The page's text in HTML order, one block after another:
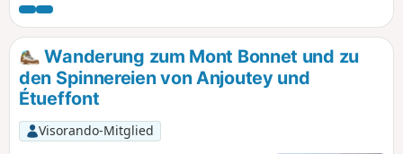
Belfort-Lücke eine bezaubernde Landschaft offenbart.
Entdecken Sie die Vielfalt der Landschaften mit weiten
Wiesen und friedlichen Teichen, ohne die herrliche Aussicht
auf die Landschaft und die Südvogesen zu vergessen. Eine
bereichernde Erfahrung, um das lokale Naturerbe in vollen
Zügen zu genießen.
Wanderung zum Mont Bonnet und zu
den Spinnereien von Anjoutey und
Étueffont
Visorando-Mitglied